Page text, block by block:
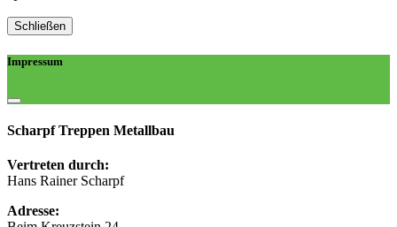
Schließen
Impressum
Scharpf Treppen Metallbau
Vertreten durch:
Hans Rainer Scharpf
Adresse: